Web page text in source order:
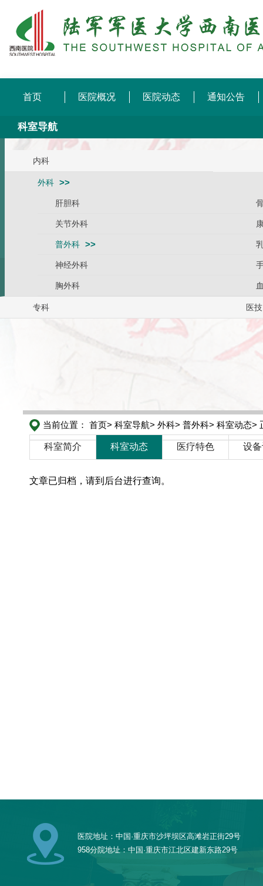
首页 医院概况 医院动态 通知公告
科室导航
内科
外科
肝胆科
关节外科
普外科
神经外科
胸外科
专科 医技
当前位置： 首页> 科室导航> 外科> 普外科> 科室动态>
科室简介 科室动态 医疗特色 设
文章已归档，请到后台进行查询。
医院地址：中国·重庆市沙坪坝区高滩岩正街29号
958分院地址：中国·重庆市江北区建新东路29号